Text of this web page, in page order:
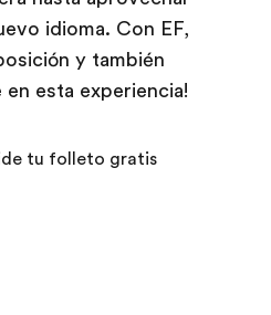
idioma. Con EF,
y también
en esta experiencia!
tu folleto gratis